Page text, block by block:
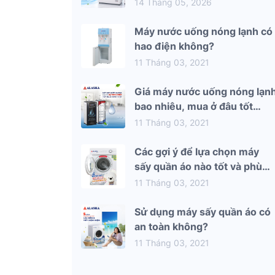
14 Tháng 05, 2026
Máy nước uống nóng lạnh có
hao điện không?
11 Tháng 03, 2021
Giá máy nước uống nóng
bao nhiêu, mua ở đâu tốt
nhất?
11 Tháng 03, 2021
Các gợi ý để lựa chọn máy
sấy quần áo nào tốt và phù
hợp nhất với gia đình bạn
11 Tháng 03, 2021
Sử dụng máy sấy quần áo có
an toàn không?
11 Tháng 03, 2021